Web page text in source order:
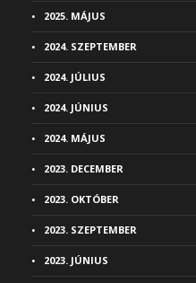
2025. MÁJUS
2024. SZEPTEMBER
2024. JÚLIUS
2024. JÚNIUS
2024. MÁJUS
2023. DECEMBER
2023. OKTÓBER
2023. SZEPTEMBER
2023. JÚNIUS